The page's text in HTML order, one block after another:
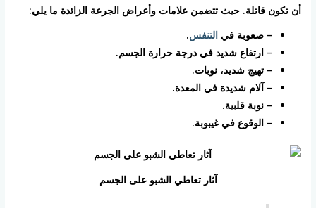
أن تكون قاتلة. حيث تتضمن علامات وأعراض الجرعة الزائدة ما يلي:
– صعوبة فيالتنفس.
– ارتفاع شديد في درجة حرارة الجسم.
– تهيج شديد، نوبات.
– آلام شديدة في المعدة.
– نوبة قلبية.
– الوقوع في غيبوبة.
آثار تعاطي الشبو على الجسم